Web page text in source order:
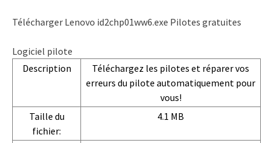
Télécharger Lenovo id2chp01ww6.exe Pilotes gratuites
Logiciel pilote
Description
Téléchargez les pilotes et réparer vos
erreurs du pilote automatiquement pour
vous!
Taille du
fichier:
4.1 MB